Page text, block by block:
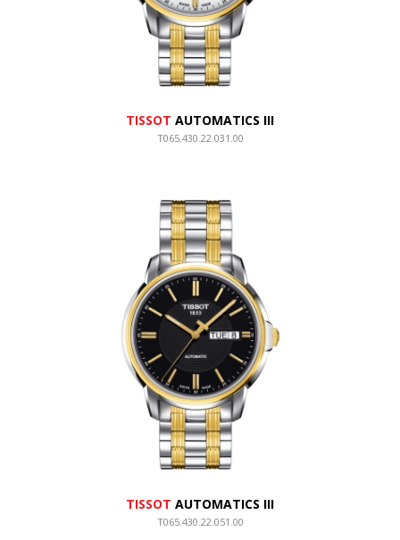
TISSOT AUTOMATICS III
T065.430.22.031.00
TISSOT AUTOMATICS III
T065.430.22.051.00